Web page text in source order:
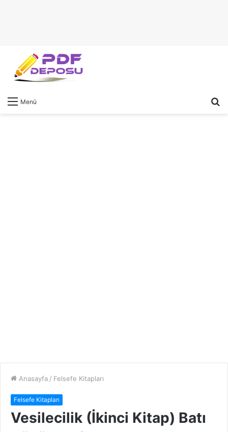
Menü
Anasayfa / Felsefe Kitapları
Felsefe Kitapları
Vesilecilik (İkinci Kitap) Batı